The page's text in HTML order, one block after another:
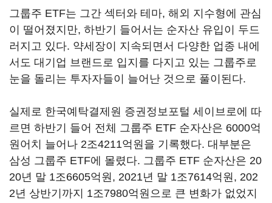
그룹주 ETF는 그간 섹터와 테마, 해외 지수형에 관심
이 떨어졌지만, 하반기 들어서는 순자산 유입이 두드
러지고 있다. 약세장이 지속되면서 다양한 업종 내에
서도 대기업 브랜드로 입지를 다지고 있는 그룹주로
눈을 돌리는 투자자들이 늘어난 것으로 풀이된다.
실제로 한국예탁결제원 증권정보포털 세이브로에 따
르면 하반기 들어 전체 그룹주 ETF 순자산은 6000억
원어치 늘어나 2조4211억원을 기록했다. 대부분은
삼성 그룹주 ETF에 몰렸다. 그룹주 ETF 순자산은 20
20년 말 1조6605억원, 2021년 말 1조7614억원, 202
2년 상반기까지 1조7980억원으로 큰 변화가 없었지